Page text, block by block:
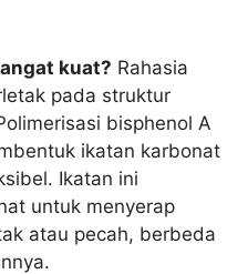
kuat? Rahasia
pada struktur
bisphenol A
ikatan karbonat
Ikatan ini
untuk menyerap
atau pecah, berbeda